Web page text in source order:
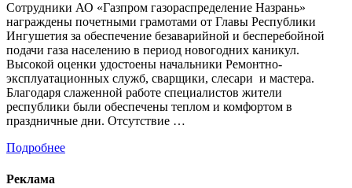
Сотрудники АО «Газпром газораспределение Назрань»
награждены почетными грамотами от Главы Республики
Ингушетия за обеспечение безаварийной и бесперебойной
подачи газа населению в период новогодних каникул.
Высокой оценки удостоены начальники Ремонтно-
эксплуатационных служб, сварщики, слесари и мастера.
Благодаря слаженной работе специалистов жители
республики были обеспечены теплом и комфортом в
праздничные дни. Отсутствие …
Подробнее
Реклама